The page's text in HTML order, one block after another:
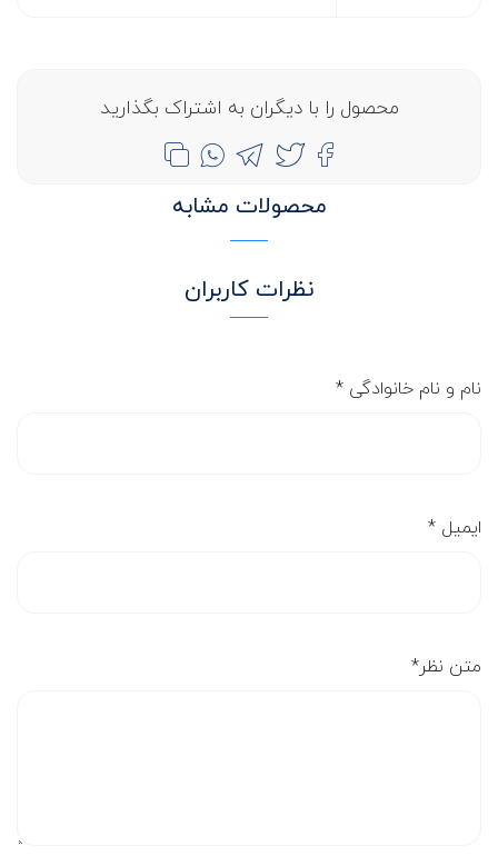
محصول را با دیگران به اشتراک بگذارید
محصولات مشابه
نظرات کاربران
نام و نام خانوادگی *
ایمیل *
متن نظر*